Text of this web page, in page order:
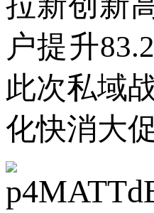
户提升
此次私域
化快消大